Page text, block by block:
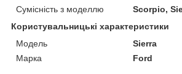
Сумісність з моделлю
Scorpio,
Користувальницькі характеристики
Модель
Sierra
Марка
Ford